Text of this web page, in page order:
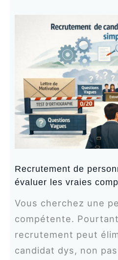
Recrutement de
évaluer les vraies
Vous cherchez une
compétente.
recrutement peut
candidat dys, non